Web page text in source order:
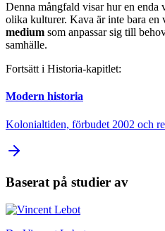
Denna mångfald visar hur en enda
olika kulturer. Kava är inte bara en
medium som anpassar sig till
samhälle.
Fortsätt i Historia-kapitlet:
Modern historia
Kolonialtiden, förbudet 2002 och
Baserat på studier av